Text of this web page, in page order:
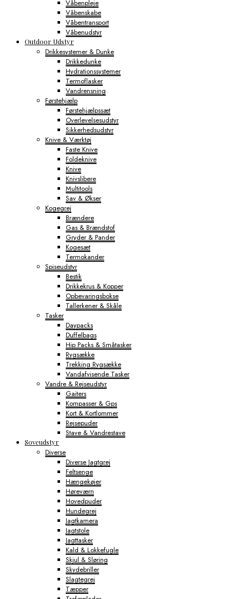
Våbenpleje
Våbenskabe
Våbentransport
Våbenudstyr
Outdoor Udstyr
Drikkesystemer & Dunke
Drikkedunke
Hydrationssystemer
Termoflasker
Vandrensning
Førstehjælp
Førstehjælpssæt
Overlevelsesudstyr
Sikkerhedsudstyr
Knive & Værktøj
Faste Knive
Foldeknive
Knive
Knivslibere
Multitools
Sav & Økser
Kogegrej
Brændere
Gas & Brændstof
Gryder & Pander
Kogesæt
Termokander
Spiseudstyr
Bestik
Drikkekrus & Kopper
Opbevaringsbokse
Tallerkener & Skåle
Tasker
Daypacks
Duffelbags
Hip Packs & Småtasker
Rygsække
Trekking Rygsække
Vandafvisende Tasker
Vandre & Rejseudstyr
Gaiters
Kompasser & Gps
Kort & Kortlommer
Rejsepuder
Stave & Vandrestave
Soveudstyr
Diverse
Diverse Jagtgrej
Feltsenge
Hængekøjer
Høreværn
Hovedpuder
Hundegrej
Jagtkamera
Jagtstole
Jagttasker
Kald & Lokkefugle
Skjul & Sløring
Skydebriller
Slagtegrej
Tæpper